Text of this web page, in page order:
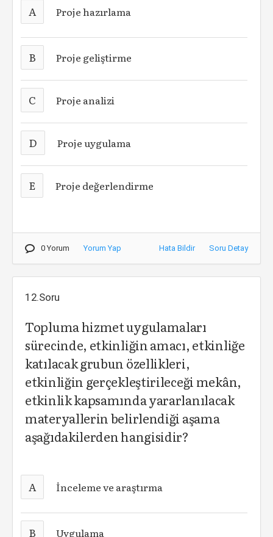
A Proje hazırlama
B Proje geliştirme
C Proje analizi
D Proje uygulama
E Proje değerlendirme
0 Yorum Yorum Yap Hata Bildir Soru Detay
12.Soru
Topluma hizmet uygulamaları
sürecinde, etkinliğin amacı, etkinliğe
katılacak grubun özellikleri,
etkinliğin gerçekleştirileceği mekân,
etkinlik kapsamında yararlanılacak
materyallerin belirlendiği aşama
aşağıdakilerden hangisidir?
A İnceleme ve araştırma
B Uygulama